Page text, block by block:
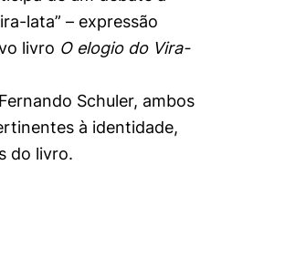
lata” – expressão
livro O elogio do Vira-
Schuler, ambos
à identidade,
do livro.